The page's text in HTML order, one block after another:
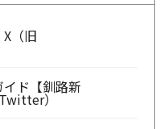
（旧
ド【釧路新
）